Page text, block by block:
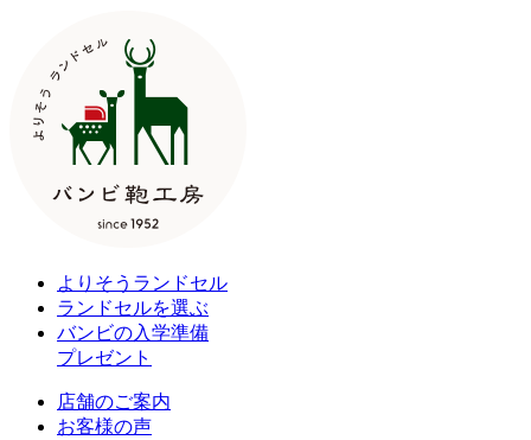
よりそうランドセル
ランドセルを選ぶ
バンビの入学準備
プレゼント
店舗のご案内
お客様の声